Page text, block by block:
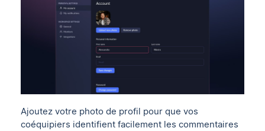
Ajoutez votre photo de profil pour que vos
coéquipiers identifient facilement les commentaires